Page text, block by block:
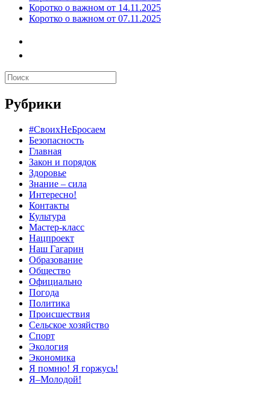
Коротко о важном от 14.11.2025
Коротко о важном от 07.11.2025
Рубрики
#СвоихНеБросаем
Безопасность
Главная
Закон и порядок
Здоровье
Знание – сила
Интересно!
Контакты
Культура
Мастер-класс
Нацпроект
Наш Гагарин
Образование
Общество
Официально
Погода
Политика
Происшествия
Сельское хозяйство
Спорт
Экология
Экономика
Я помню! Я горжусь!
Я–Молодой!